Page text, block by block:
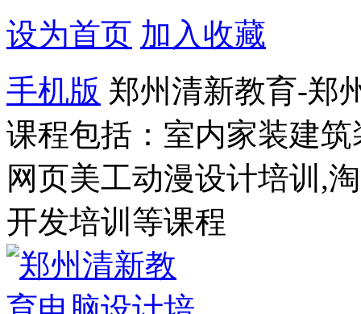
设为首页 加入收藏
手机版 郑州清新教育-郑
课程包括：室内家装建
网页美工动漫设计培训,
开发培训等课程